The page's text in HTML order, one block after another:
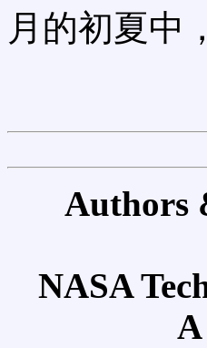
月的初夏中
Authors
NASA
A